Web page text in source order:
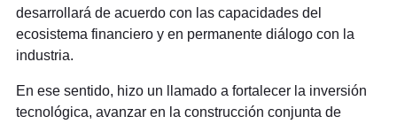
desarrollará de acuerdo con las capacidades del
ecosistema financiero y en permanente diálogo con la
industria.
En ese sentido, hizo un llamado a fortalecer la inversión
tecnológica, avanzar en la construcción conjunta de